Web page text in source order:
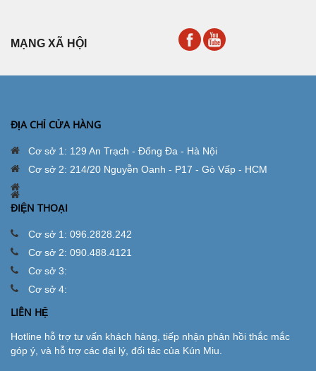
MẠNG XÃ HỘI
ĐỊA CHỈ CỬA HÀNG
Cơ sở 1: 129 An Trạch - Đống Đa - Hà Nội
Cơ sở 2: 214/20 Nguyễn Oanh - P17 - Gò Vấp - HCM
ĐIỆN THOẠI
Cơ sở 1: 096.2828.242
Cơ sở 2: 090.488.4121
Cơ sở 3:
Cơ sở 4:
LIÊN HỆ
Hotline hỗ trợ tư vấn khách hàng, tiếp nhận phản hồi thắc mắc
góp ý, và hỗ trợ các đại lý, đối tác của Kún Miu.